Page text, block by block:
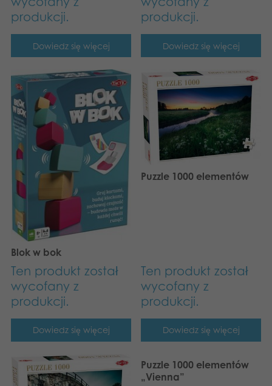
produkcji.
Dowiedz się więcej
produkcji.
Dowiedz się więcej
Blok w bok
Ten produkt został
wycofany z
produkcji.
Dowiedz się więcej
Puzzle 1000 elementów
Ten produkt został
wycofany z
produkcji.
Dowiedz się więcej
Puzzle 1000 elementów
„Vienna”